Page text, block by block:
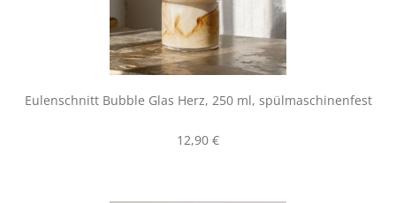
Eulenschnitt Bubble Glas Herz, 250 ml, spülmaschinenfest
Regulärer Preis:
12,90 €